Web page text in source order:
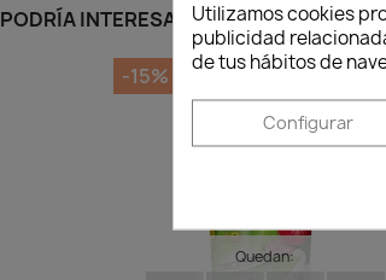
INTERESARLE
Quedan:
-15%
Utilizamos cookies
publicidad
de tus hábitos de
Configurar